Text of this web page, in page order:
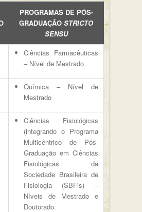
PROGRAMAS DE PÓS-
GRADUAÇÃO STRICTO
SENSU
Ciências Farmacêuticas
– Nível de Mestrado
Química – Nível de
Mestrado
Ciências Fisiológicas
(integrando o Programa
Multicêntrico de Pós-
Graduação em Ciências
Fisiológicas da
Sociedade Brasileira de
Fisiologia (SBFis) –
Níveis de Mestrado e
Doutorado.